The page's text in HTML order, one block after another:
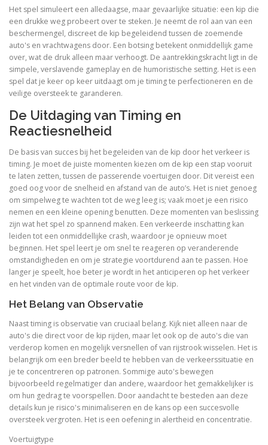
Het spel simuleert een alledaagse, maar gevaarlijke situatie: een kip die
een drukke weg probeert over te steken. Je neemt de rol aan van een
beschermengel, discreet de kip begeleidend tussen de zoemende
auto's en vrachtwagens door. Een botsing betekent onmiddellijk game
over, wat de druk alleen maar verhoogt. De aantrekkingskracht ligt in de
simpele, verslavende gameplay en de humoristische setting. Het is een
spel dat je keer op keer uitdaagt om je timing te perfectioneren en de
veilige oversteek te garanderen.
De Uitdaging van Timing en
Reactiesnelheid
De basis van succes bij het begeleiden van de kip door het verkeer is
timing. Je moet de juiste momenten kiezen om de kip een stap vooruit
te laten zetten, tussen de passerende voertuigen door. Dit vereist een
goed oog voor de snelheid en afstand van de auto’s. Het is niet genoeg
om simpelweg te wachten tot de weg leeg is; vaak moet je een risico
nemen en een kleine opening benutten. Deze momenten van beslissing
zijn wat het spel zo spannend maken. Een verkeerde inschatting kan
leiden tot een onmiddellijke crash, waardoor je opnieuw moet
beginnen. Het spel leert je om snel te reageren op veranderende
omstandigheden en om je strategie voortdurend aan te passen. Hoe
langer je speelt, hoe beter je wordt in het anticiperen op het verkeer
en het vinden van de optimale route voor de kip.
Het Belang van Observatie
Naast timing is observatie van cruciaal belang. Kijk niet alleen naar de
auto's die direct voor de kip rijden, maar let ook op de auto's die van
verderop komen en mogelijk versnellen of van rijstrook wisselen. Het is
belangrijk om een breder beeld te hebben van de verkeerssituatie en
je te concentreren op patronen. Sommige auto's bewegen
bijvoorbeeld regelmatiger dan andere, waardoor het gemakkelijker is
om hun gedrag te voorspellen. Door aandacht te besteden aan deze
details kun je risico's minimaliseren en de kans op een succesvolle
oversteek vergroten. Het is een oefening in alertheid en concentratie.
Voertuigtype